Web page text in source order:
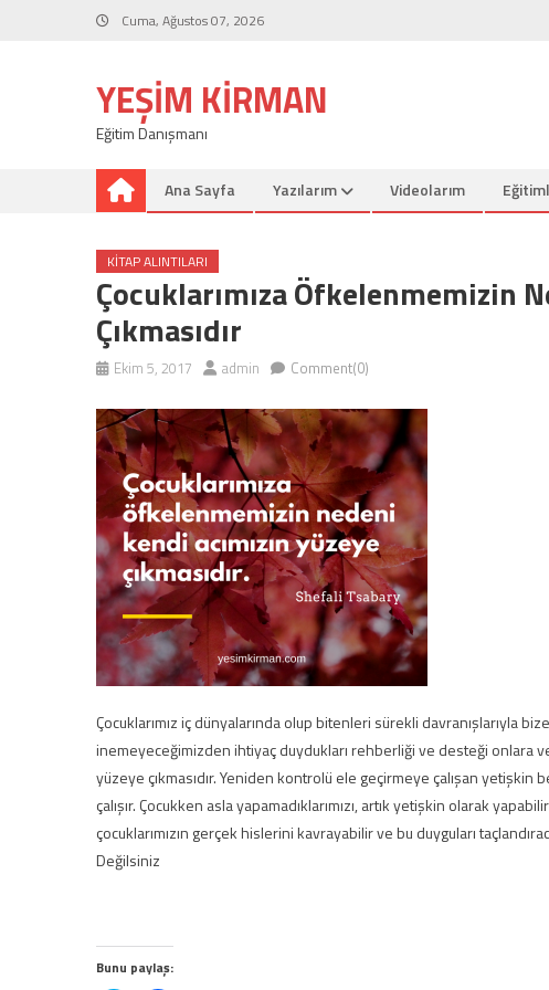
Cuma, Ağustos 07, 2026
YEŞIM KIRMAN
Eğitim Danışmanı
Ana Sayfa Yazılarım Videolarım
KITAP ALINTILARI
Çocuklarımıza Öfkelenmemizin
Çıkmasıdır
Ekim 5, 2017 admin Comment(0)
Çocuklarımız iç dünyalarında olup bitenleri sürekli davranışlarıyla
inemeyeceğimizden ihtiyaç duydukları rehberliği ve desteği onlara
yüzeye çıkmasıdır. Yeniden kontrolü ele geçirmeye çalışan
çalışır. Çocukken asla yapamadıklarımızı, artık yetişkin olarak
çocuklarımızın gerçek hislerini kavrayabilir ve bu duyguları
Değilsiniz
Bunu paylaş: